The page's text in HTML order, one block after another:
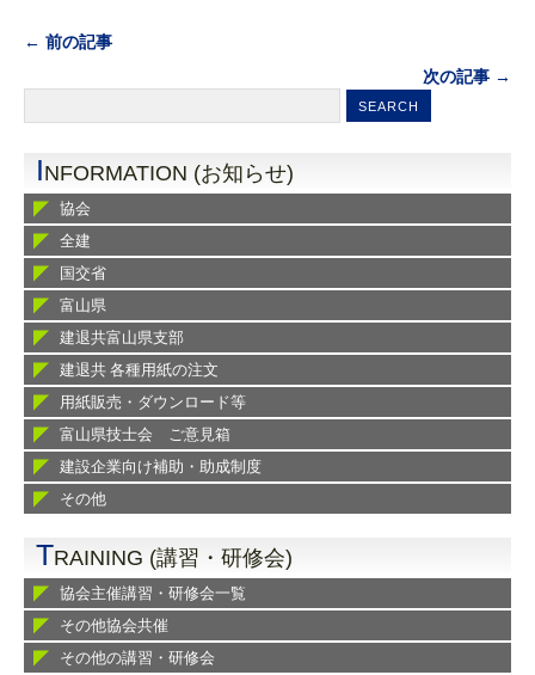
← 前の記事
次の記事 →
INFORMATION (お知らせ)
協会
全建
国交省
富山県
建退共富山県支部
建退共 各種用紙の注文
用紙販売・ダウンロード等
富山県技士会 ご意見箱
建設企業向け補助・助成制度
その他
TRAINING (講習・研修会)
協会主催講習・研修会一覧
その他協会共催
その他の講習・研修会